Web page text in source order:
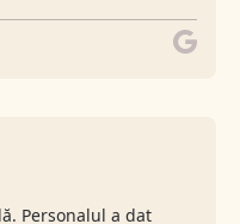
Personalul a dat